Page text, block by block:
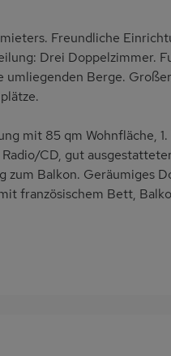
Freundliche
Drei Doppelzimmer.
Berge.
mit 85 qm Wohnfläche,
CD, gut
zum Balkon. Geräumiges
französischem Bett,